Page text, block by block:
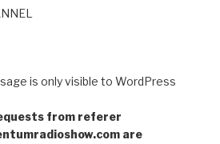
is only visible to WordPress
from referer
are